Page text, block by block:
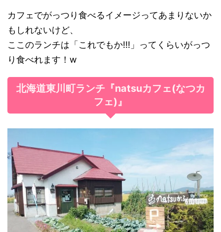
カフェでがっつり食べるイメージってあまりないか
もしれないけど、
ここのランチは「これでもか!!!」ってくらいがっつ
り食べれます！w
北海道東川町ランチ『natsuカフェ(なつカ
フェ)』